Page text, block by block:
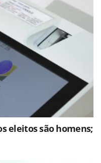
eleitos são homens;